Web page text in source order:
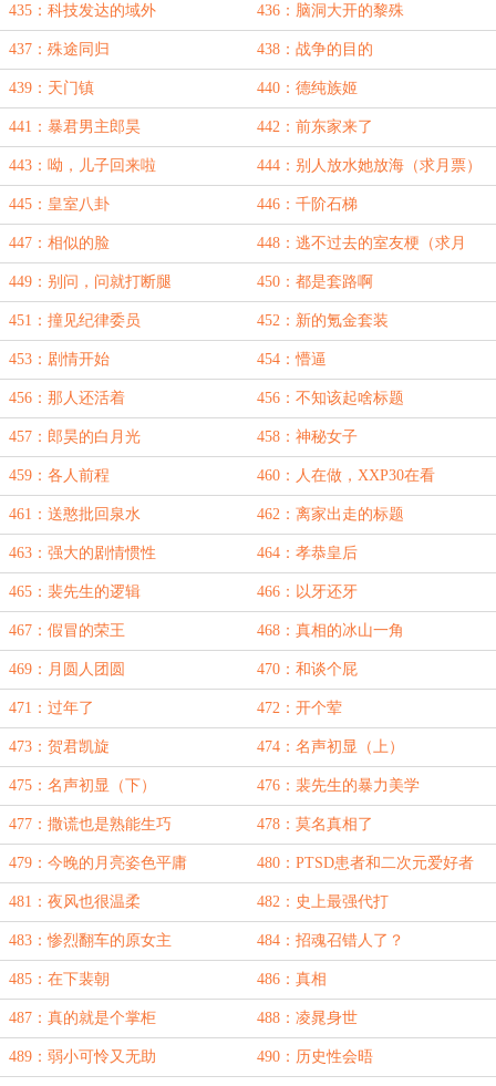
435：科技发达的域外 436：脑洞大开的黎殊
437：殊途同归 438：战争的目的
439：天门镇 440：德纯族姬
441：暴君男主郎昊 442：前东家来了
443：呦，儿子回来啦 444：别人放水她放海（求月票）
445：皇室八卦 446：千阶石梯
447：相似的脸 448：逃不过去的室友梗（求月
票）
449：别问，问就打断腿 450：都是套路啊
451：撞见纪律委员 452：新的氪金套装
453：剧情开始 454：懵逼
456：那人还活着 456：不知该起啥标题
457：郎昊的白月光 458：神秘女子
459：各人前程 460：人在做，XXP30在看
461：送憨批回泉水 462：离家出走的标题
463：强大的剧情惯性 464：孝恭皇后
465：裴先生的逻辑 466：以牙还牙
467：假冒的荣王 468：真相的冰山一角
469：月圆人团圆 470：和谈个屁
471：过年了 472：开个荤
473：贺君凯旋 474：名声初显（上）
475：名声初显（下） 476：裴先生的暴力美学
477：撒谎也是熟能生巧 478：莫名真相了
479：今晚的月亮姿色平庸 480：PTSD患者和二次元爱好者
481：夜风也很温柔 482：史上最强代打
483：惨烈翻车的原女主 484：招魂召错人了？
485：在下裴朝 486：真相
487：真的就是个掌柜 488：凌晁身世
489：弱小可怜又无助 490：历史性会晤